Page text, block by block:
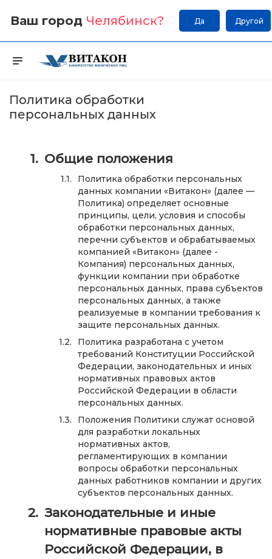
Ваш город Челябинск? Да Другой
Политика обработки
персональных данных
Общие положения
Политика обработки персональных
данных компании «Витакон» (далее —
Политика) определяет основные
принципы, цели, условия и способы
обработки персональных данных,
перечни субъектов и обрабатываемых
компанией «Витакон» (далее -
Компания) персональных данных,
функции компании при обработке
персональных данных, права субъектов
персональных данных, а также
реализуемые в компании требования к
защите персональных данных.
Политика разработана с учетом
требований Конституции Российской
Федерации, законодательных и иных
нормативных правовых актов
Российской Федерации в области
персональных данных.
Положения Политики служат основой
для разработки локальных
нормативных актов,
регламентирующих в компании
вопросы обработки персональных
данных работников компании и других
субъектов персональных данных.
Законодательные и иные
нормативные правовые акты
Российской Федерации, в